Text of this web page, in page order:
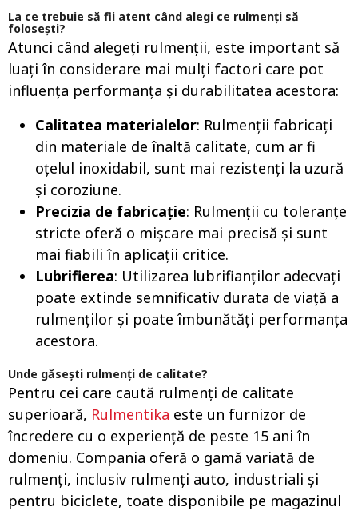
La ce trebuie să fii atent când alegi ce rulmenți să
folosești?
Atunci când alegeți rulmenții, este important să
luați în considerare mai mulți factori care pot
influența performanța și durabilitatea acestora:
Calitatea materialelor: Rulmenții fabricați
din materiale de înaltă calitate, cum ar fi
oțelul inoxidabil, sunt mai rezistenți la uzură
și coroziune.
Precizia de fabricație: Rulmenții cu toleranțe
stricte oferă o mișcare mai precisă și sunt
mai fiabili în aplicații critice.
Lubrifierea: Utilizarea lubrifianților adecvați
poate extinde semnificativ durata de viață a
rulmenților și poate îmbunătăți performanța
acestora.
Unde găsești rulmenți de calitate?
Pentru cei care caută rulmenți de calitate
superioară, Rulmentika este un furnizor de
încredere cu o experiență de peste 15 ani în
domeniu. Compania oferă o gamă variată de
rulmenți, inclusiv rulmenți auto, industriali și
pentru biciclete, toate disponibile pe magazinul